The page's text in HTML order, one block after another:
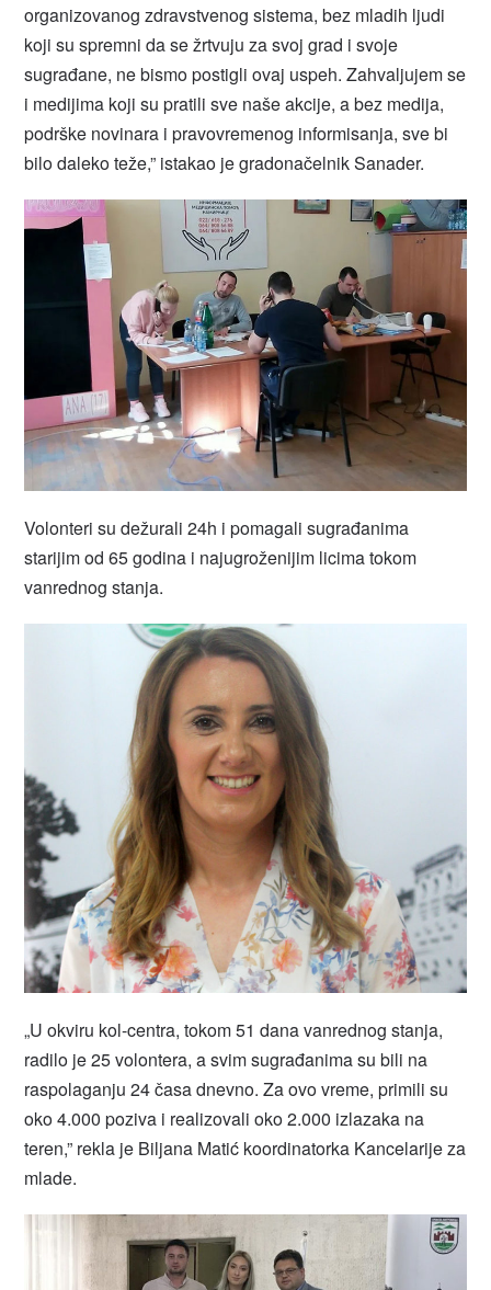
organizovanog zdravstvenog sistema, bez mladih ljudi
koji su spremni da se žrtvuju za svoj grad i svoje
sugrađane, ne bismo postigli ovaj uspeh. Zahvaljujem se
i medijima koji su pratili sve naše akcije, a bez medija,
podrške novinara i pravovremenog informisanja, sve bi
bilo daleko teže,” istakao je gradonačelnik Sanader.
Volonteri su dežurali 24h i pomagali sugrađanima
starijim od 65 godina i najugroženijim licima tokom
vanrednog stanja.
„U okviru kol-centra, tokom 51 dana vanrednog stanja,
radilo je 25 volontera, a svim sugrađanima su bili na
raspolaganju 24 časa dnevno. Za ovo vreme, primili su
oko 4.000 poziva i realizovali oko 2.000 izlazaka na
teren,” rekla je Biljana Matić koordinatorka Kancelarije za
mlade.